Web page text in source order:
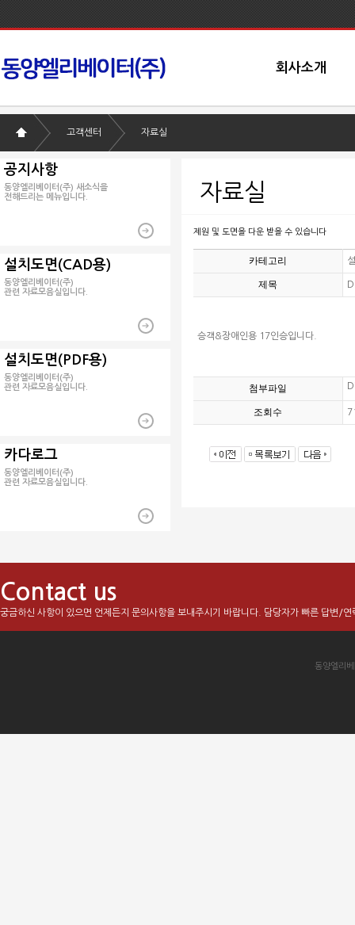
회사소개
고객센터 자료실
공지사항
동양엘리베이터(주) 새소식을
전해드리는 메뉴입니다.
설치도면(CAD용)
동양엘리베이터(주)
관련 자료모음실입니다.
설치도면(PDF용)
동양엘리베이터(주)
관련 자료모음실입니다.
카다로그
동양엘리베이터(주)
관련 자료모음실입니다.
자료실
제원 및 도면을 다운 받을 수 있습니다
카테고리
제목
승객&장애인용 17인승입니다.
첨부파일
조회수
Contact us
궁금하신 사항이 있으면 언제든지 문의사항을 보내주시기 바랍니다. 담당자가 빠른 답변/연
동양엘리